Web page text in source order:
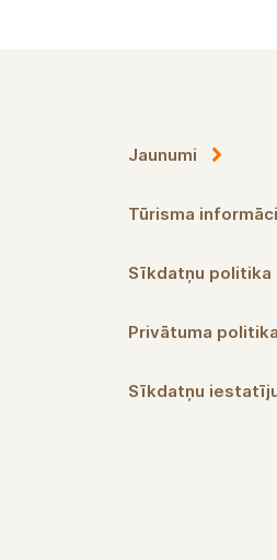
Jaunumi
Tūrisma
Sīkdatņu politika
Privātuma politika
Sīkdatņu